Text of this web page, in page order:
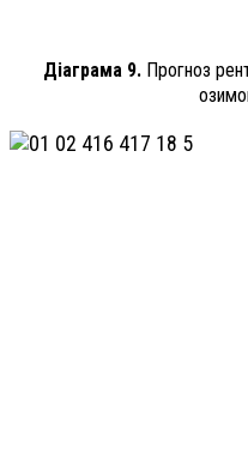
Діаграма 9. Прогноз